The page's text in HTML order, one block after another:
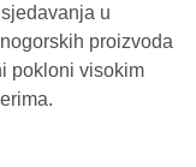
u
proizvoda
pokloni visokim